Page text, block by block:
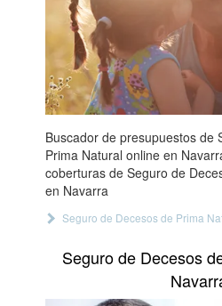
Buscador de presupuestos de
Prima Natural online en
coberturas de Seguro de
en Navarra
Seguro de Decesos de Prima
Seguro de Decesos